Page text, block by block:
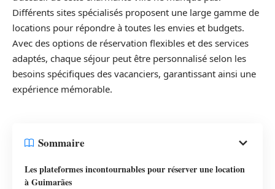
Différents sites spécialisés proposent une large gamme de
locations pour répondre à toutes les envies et budgets.
Avec des options de réservation flexibles et des services
adaptés, chaque séjour peut être personnalisé selon les
besoins spécifiques des vacanciers, garantissant ainsi une
expérience mémorable.
Sommaire
Les plateformes incontournables pour réserver une location
à Guimarães